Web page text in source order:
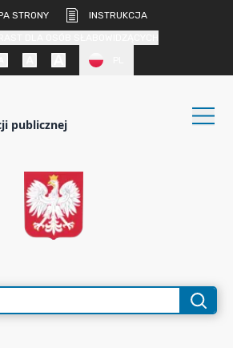
STRONY
INSTRUKCJA
publicznej